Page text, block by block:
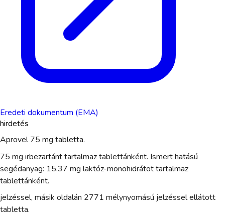
Eredeti dokumentum (EMA)
hirdetés
Aprovel 75 mg tabletta.
75 mg irbezartánt tartalmaz tablettánként. Ismert hatású
segédanyag: 15,37 mg laktóz-monohidrátot tartalmaz
tablettánként.
jelzéssel, másik oldalán 2771 mélynyomású jelzéssel ellátott
tabletta.